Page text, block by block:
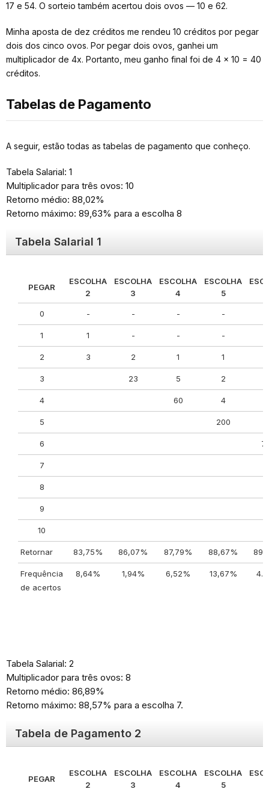
17 e 54. O sorteio também acertou dois ovos — 10 e 62.
Minha aposta de dez créditos me rendeu 10 créditos por pegar
dois dos cinco ovos. Por pegar dois ovos, ganhei um
multiplicador de 4x. Portanto, meu ganho final foi de 4 × 10 = 40
créditos.
Tabelas de Pagamento
A seguir, estão todas as tabelas de pagamento que conheço.
Tabela Salarial: 1
Multiplicador para três ovos: 10
Retorno médio: 88,02%
Retorno máximo: 89,63% para a escolha 8
Tabela Salarial 1
PEGAR
ESCOLHA
2
ESCOLHA
3
ESCOLHA
4
ESCOLHA
5
0 - - - -
1 1 - - -
2 3 2 1 1
3 23 5 2
4 60 4
5 200
6
7
8
9
10
Retornar 83,75% 86,07% 87,79% 88,67%
Frequência
de acertos
8,64% 1,94% 6,52% 13,67%
Tabela Salarial: 2
Multiplicador para três ovos: 8
Retorno médio: 86,89%
Retorno máximo: 88,57% para a escolha 7.
Tabela de Pagamento 2
PEGAR
ESCOLHA
2
ESCOLHA
3
ESCOLHA
4
ESCOLHA
5